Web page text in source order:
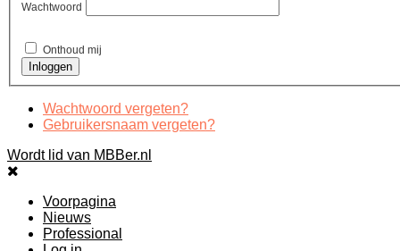
Wachtwoord
Onthoud mij
Wachtwoord vergeten?
Gebruikersnaam vergeten?
Wordt lid van MBBer.nl
Voorpagina
Nieuws
Professional